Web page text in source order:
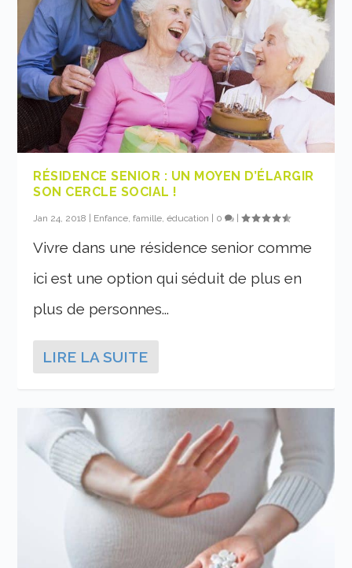
RÉSIDENCE SENIOR : UN MOYEN D’ÉLARGIR
SON CERCLE SOCIAL !
Jan 24, 2018 | Enfance, famille, éducation | 0 |
Vivre dans une résidence senior comme
ici est une option qui séduit de plus en
plus de personnes...
LIRE LA SUITE